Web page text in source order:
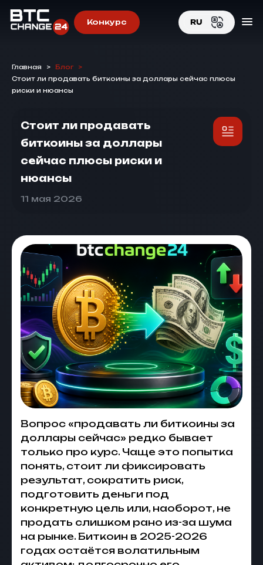
Конкурс RU
RU
Главная > Блог
>
Стоит ли продавать биткоины за доллары сейчас плюсы
риски и нюансы
Стоит ли продавать
биткоины за доллары
сейчас плюсы риски и
нюансы
11 мая 2026
Вопрос «продавать ли биткоины за
доллары сейчас» редко бывает
только про курс. Чаще это попытка
понять, стоит ли фиксировать
результат, сократить риск,
подготовить деньги под
конкретную цель или, наоборот, не
продать слишком рано из-за шума
на рынке. Биткоин в 2025-2026
годах остаётся волатильным